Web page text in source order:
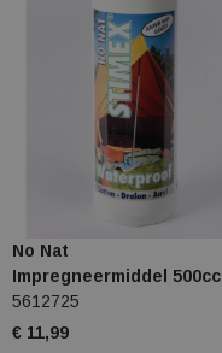
No Nat
Impregneermiddel 500cc
5612725
€ 11,99